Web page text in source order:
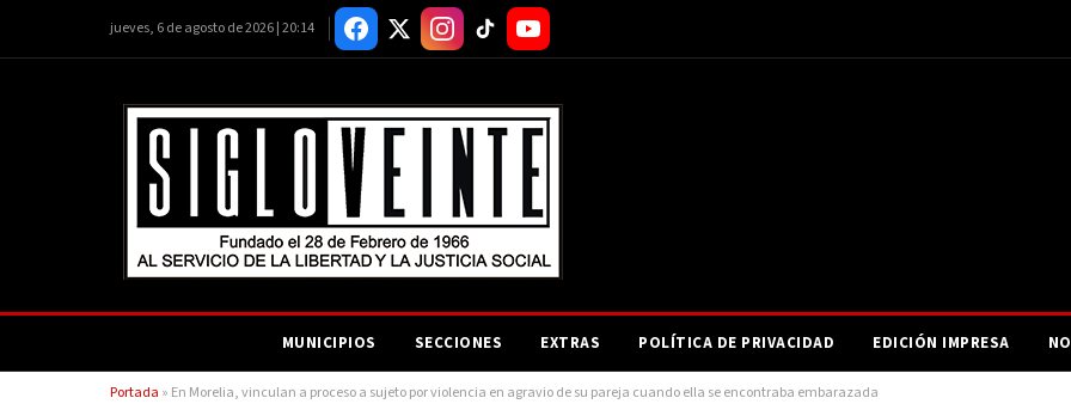
jueves, 6 de agosto de 2026 | 20:14
MUNICIPIOS SECCIONES EXTRAS POLÍTICA DE PRIVACIDAD EDICIÓN IMPRESA
Portada » En Morelia, vinculan a proceso a sujeto por violencia en agravio de su pareja cuando ella se encontraba embarazada